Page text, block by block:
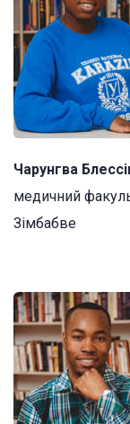
Чарунгва
медичний
Зімбабве